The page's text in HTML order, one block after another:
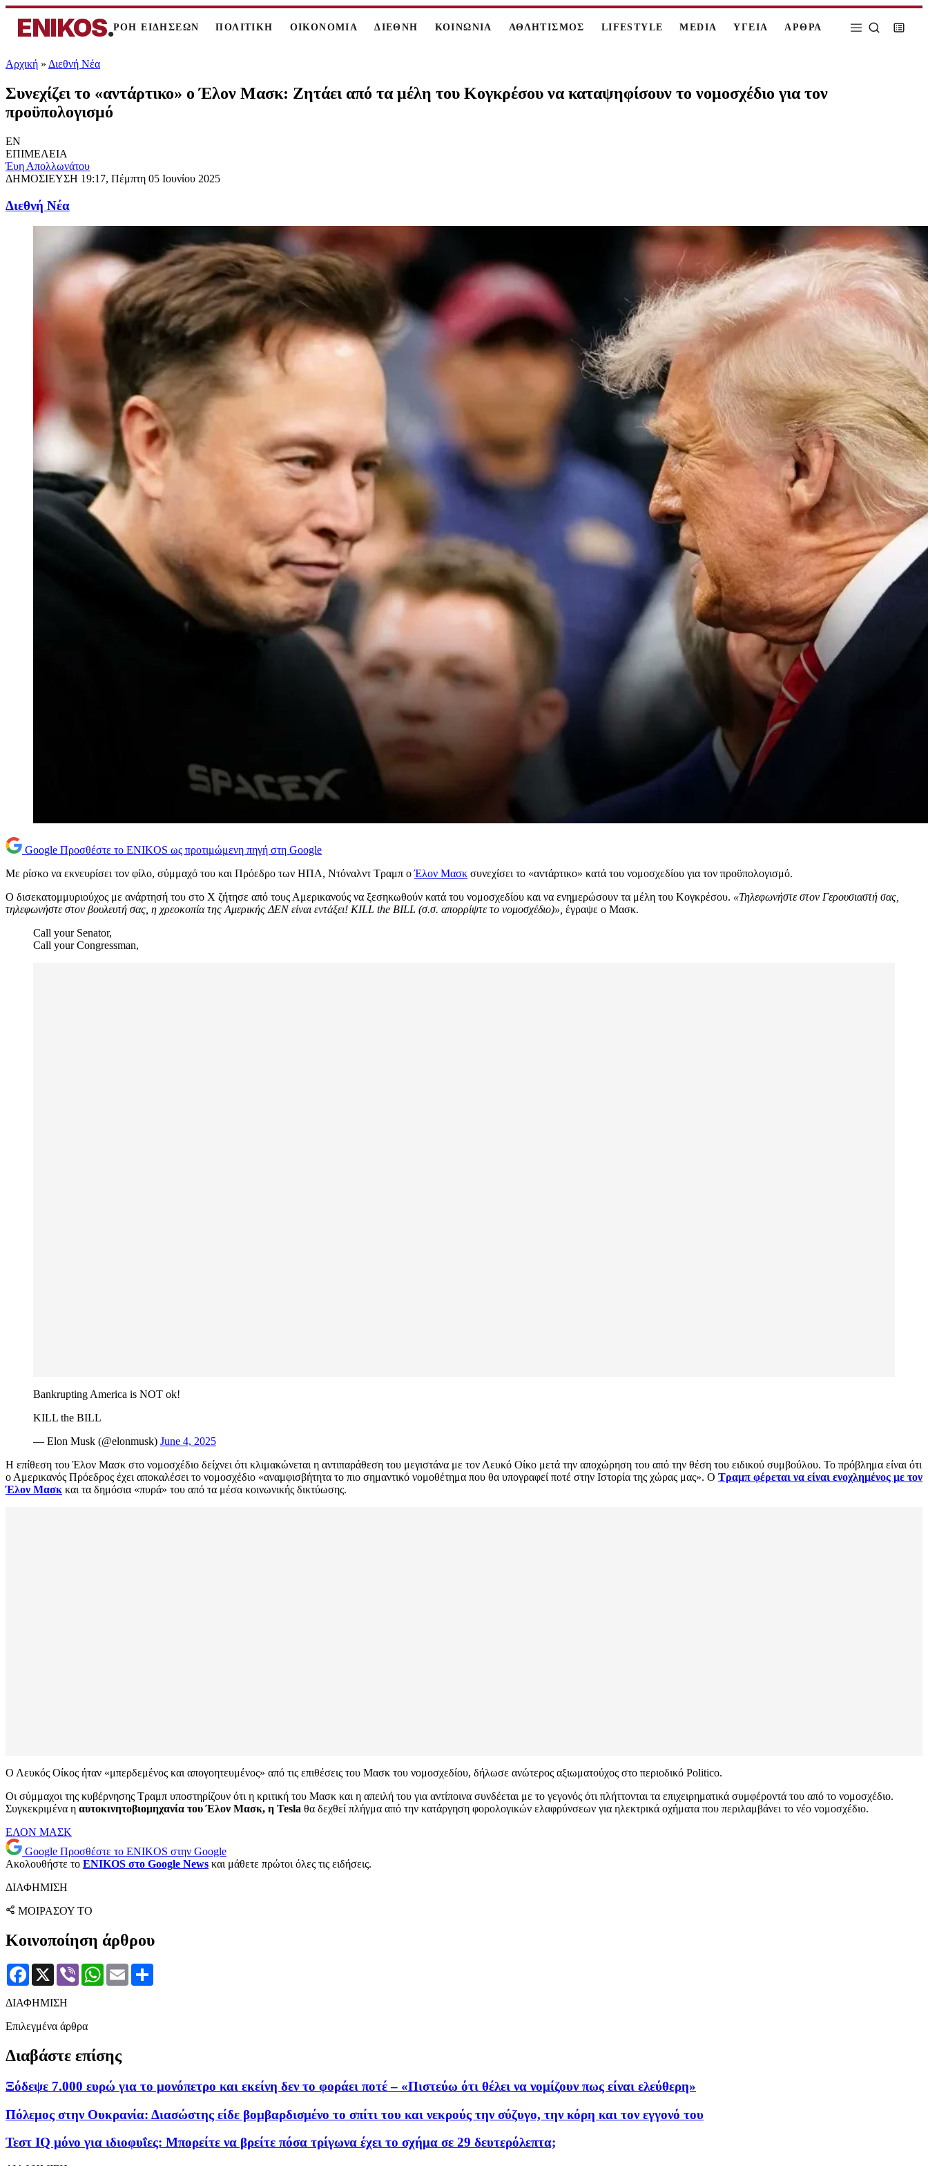
ENIKOS.ΡΟΗ ΕΙΔΗΣΕΩΝ ΠΟΛΙΤΙΚΗ ΟΙΚΟΝΟΜΙΑ ΔΙΕΘΝΗ ΚΟΙΝΩΝΙΑ ΑΘΛΗΤΙΣΜΟΣ LIFESTYLE MEDIA ΥΓΕΙΑ ΑΡΘΡΑ
Αρχική » Διεθνή Νέα
Συνεχίζει το «αντάρτικο» ο Έλον Μασκ: Ζητάει από τα μέλη του Κογκρέσου να καταψηφίσουν το νομοσχέδιο για τον
προϋπολογισμό
EN
ΕΠΙΜΕΛΕΙΑ
Έυη Απολλωνάτου
ΔΗΜΟΣΙΕΥΣΗ 19:17, Πέμπτη 05 Ιουνίου 2025
Διεθνή Νέα
Google Προσθέστε το ENIKOS ως προτιμώμενη πηγή στη Google
Με ρίσκο να εκνευρίσει τον φίλο, σύμμαχό του και Πρόεδρο των ΗΠΑ, Ντόναλντ Τραμπ οΈλον Μασκ συνεχίσει το «αντάρτικο» κατά του νομοσχεδίου για τον προϋπολογισμό.
Ο δισεκατομμυριούχος με ανάρτησή του στο Χ ζήτησε από τους Αμερικανούς να ξεσηκωθούν κατά του νομοσχεδίου και να ενημερώσουν τα μέλη του Κογκρέσου. «Τηλεφωνήστε στον Γερουσιαστή σας,
τηλεφωνήστε στον βουλευτή σας, η χρεοκοπία της Αμερικής ΔΕΝ είναι εντάξει! KILL the BILL (σ.σ. απορρίψτε το νομοσχέδιο)», έγραψε ο Μασκ.
Call your Senator,
Call your Congressman,
Bankrupting America is NOT ok!
KILL the BILL
— Elon Musk (@elonmusk) June 4, 2025
Η επίθεση του Έλον Μασκ στο νομοσχέδιο δείχνει ότι κλιμακώνεται η αντιπαράθεση του μεγιστάνα με τον Λευκό Οίκο μετά την αποχώρηση του από την θέση του ειδικού συμβούλου. Το πρόβλημα είναι ότι
ο Αμερικανός Πρόεδρος έχει αποκαλέσει το νομοσχέδιο «αναμφισβήτητα το πιο σημαντικό νομοθέτημα που θα υπογραφεί ποτέ στην Ιστορία της χώρας μας». Ο Τραμπ φέρεται να είναι ενοχλημένος με τον
Έλον Μασκ και τα δημόσια «πυρά» του από τα μέσα κοινωνικής δικτύωσης.
Ο Λευκός Οίκος ήταν «μπερδεμένος και απογοητευμένος» από τις επιθέσεις του Μασκ του νομοσχεδίου, δήλωσε ανώτερος αξιωματούχος στο περιοδικό Politico.
Οι σύμμαχοι της κυβέρνησης Τραμπ υποστηρίζουν ότι η κριτική του Μασκ και η απειλή του για αντίποινα συνδέεται με το γεγονός ότι πλήττονται τα επιχειρηματικά συμφέροντά του από το νομοσχέδιο.
Συγκεκριμένα η αυτοκινητοβιομηχανία του Έλον Μασκ, η Tesla θα δεχθεί πλήγμα από την κατάργηση φορολογικών ελαφρύνσεων για ηλεκτρικά οχήματα που περιλαμβάνει το νέο νομοσχέδιο.
ΕΛΟΝ ΜΑΣΚ
Google Προσθέστε το ENIKOS στην Google
Ακολουθήστε το ENIKOS στο Google News και μάθετε πρώτοι όλες τις ειδήσεις.
ΔΙΑΦΗΜΙΣΗ
ΜΟΙΡΑΣΟΥ ΤΟ
Κοινοποίηση άρθρου
Facebook
X Viber WhatsApp
Email
ΔΙΑΦΗΜΙΣΗ
Επιλεγμένα άρθρα
Διαβάστε επίσης
Ξόδεψε 7.000 ευρώ για το μονόπετρο και εκείνη δεν το φοράει ποτέ – «Πιστεύω ότι θέλει να νομίζουν πως είναι ελεύθερη»
Πόλεμος στην Ουκρανία: Διασώστης είδε βομβαρδισμένο το σπίτι του και νεκρούς την σύζυγο, την κόρη και τον εγγονό του
Τεστ IQ μόνο για ιδιοφυΐες: Mπορείτε να βρείτε πόσα τρίγωνα έχει το σχήμα σε 29 δευτερόλεπτα;